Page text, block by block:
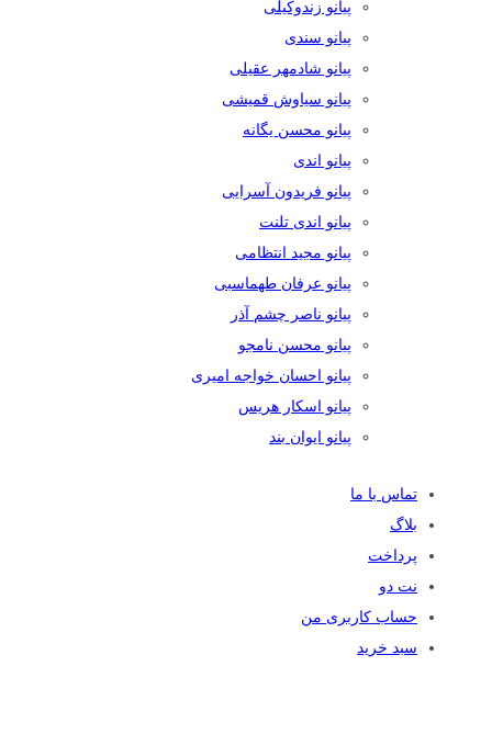
پیانو زندوکیلی
پیانو سندی
پیانو شادمهر عقیلی
پیانو سیاوش قمیشی
پیانو محسن یگانه
پیانو اندی
پیانو فریدون آسرایی
پیانو اندی تلنت
پیانو مجید انتظامی
پیانو عرفان طهماسبی
پیانو ناصر چشم آذر
پیانو محسن نامجو
پیانو احسان خواجه امیری
پیانو اسکار هریس
پیانو ایوان بند
تماس با ما
بلاگ
پرداخت
نت دو
حساب کاربری من
سبد خرید